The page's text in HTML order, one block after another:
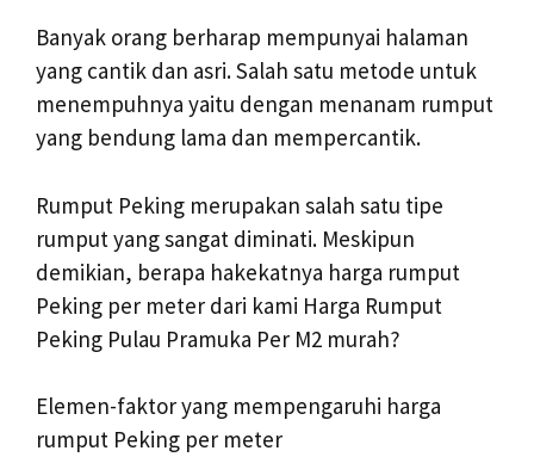
Banyak orang berharap mempunyai halaman
yang cantik dan asri. Salah satu metode untuk
menempuhnya yaitu dengan menanam rumput
yang bendung lama dan mempercantik.
Rumput Peking merupakan salah satu tipe
rumput yang sangat diminati. Meskipun
demikian, berapa hakekatnya harga rumput
Peking per meter dari kami Harga Rumput
Peking Pulau Pramuka Per M2 murah?
Elemen-faktor yang mempengaruhi harga
rumput Peking per meter